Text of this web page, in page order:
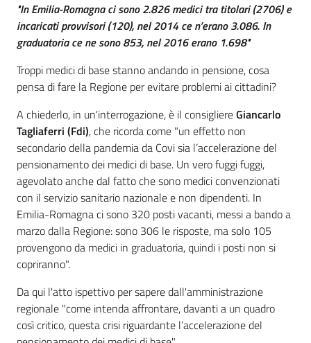
"In Emilia-Romagna ci sono 2.826 medici tra titolari (2706) e
incaricati provvisori (120), nel 2014 ce n’erano 3.086. In
graduatoria ce ne sono 853, nel 2016 erano 1.698"
Troppi medici di base stanno andando in pensione, cosa
pensa di fare la Regione per evitare problemi ai cittadini?
A chiederlo, in un'interrogazione, è il consigliereGiancarlo
Tagliaferri (Fdi), che ricorda come "un effetto non
secondario della pandemia da Covi sia l’accelerazione del
pensionamento dei medici di base. Un vero fuggi fuggi,
agevolato anche dal fatto che sono medici convenzionati
con il servizio sanitario nazionale e non dipendenti. In
Emilia-Romagna ci sono 320 posti vacanti, messi a bando a
marzo dalla Regione: sono 306 le risposte, ma solo 105
provengono da medici in graduatoria, quindi i posti non si
copriranno".
Da qui l'atto ispettivo per sapere dall'amministrazione
regionale "come intenda affrontare, davanti a un quadro
così critico, questa crisi riguardante l’accelerazione del